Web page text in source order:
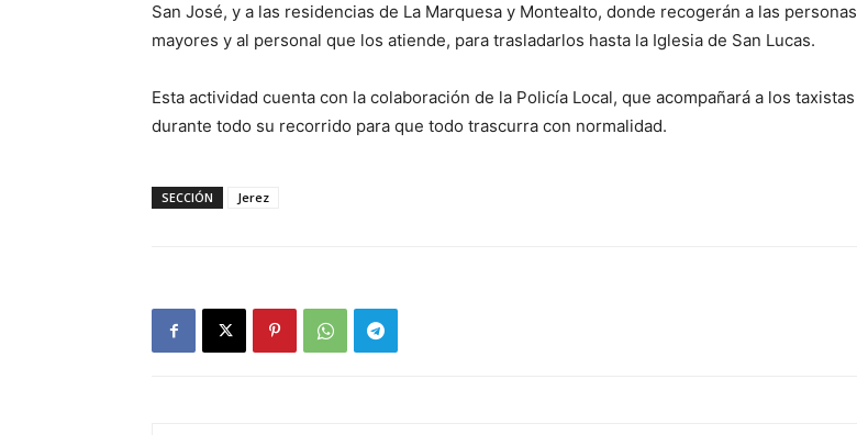
San José, y a las residencias de La Marquesa y Montealto, donde recogerán a las personas
mayores y al personal que los atiende, para trasladarlos hasta la Iglesia de San Lucas.
Esta actividad cuenta con la colaboración de la Policía Local, que acompañará a los taxistas
durante todo su recorrido para que todo trascurra con normalidad.
SECCIÓN Jerez